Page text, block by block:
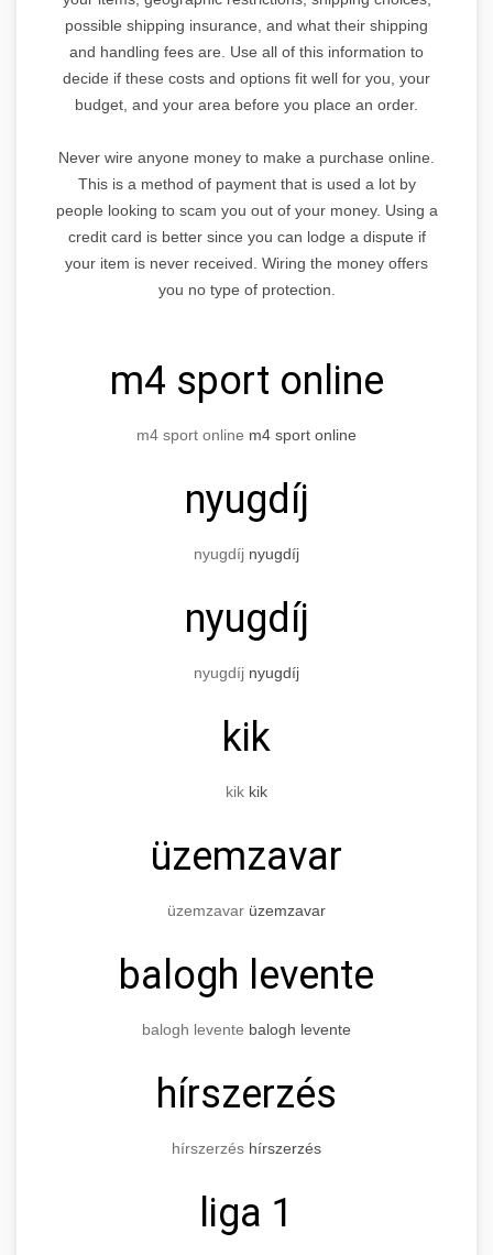
possible shipping insurance, and what their shipping
and handling fees are. Use all of this information to
decide if these costs and options fit well for you, your
budget, and your area before you place an order.
Never wire anyone money to make a purchase online.
This is a method of payment that is used a lot by
people looking to scam you out of your money. Using a
credit card is better since you can lodge a dispute if
your item is never received. Wiring the money offers
you no type of protection.
m4 sport online
m4 sport online m4 sport online
nyugdíj
nyugdíj nyugdíj
nyugdíj
nyugdíj nyugdíj
kik
kik kik
üzemzavar
üzemzavar üzemzavar
balogh levente
balogh levente balogh levente
hírszerzés
hírszerzés hírszerzés
liga 1